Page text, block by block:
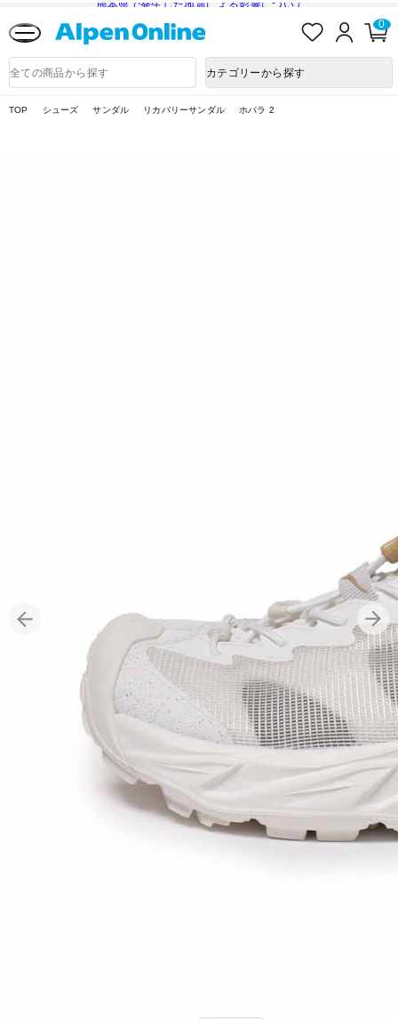
熊本県で発生した地震による影響について
入
ロ
ン
0
品
検
カテゴリーから探す
TOP シューズ サンダル リカバリーサンダル ホパラ 2